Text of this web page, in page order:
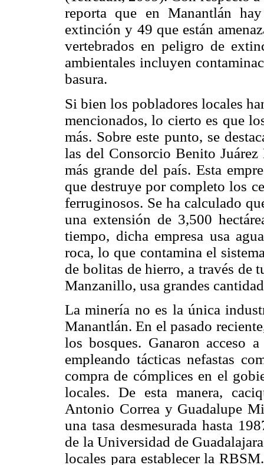
reporta que en Manantlán
extinción y 49 que están
vertebrados en peligro de
ambientales incluyen
basura.
Si bien los pobladores locales
mencionados, lo cierto es que
más. Sobre este punto, se
las del Consorcio Benito
más grande del país. Esta
que destruye por completo los
ferruginosos. Se ha calculado
una extensión de 3,500
tiempo, dicha empresa usa
roca, lo que contamina el
de bolitas de hierro, a través de
Manzanillo, usa grandes
La minería no es la única
Manantlán. En el pasado
los bosques. Ganaron acceso
empleando tácticas nefastas
compra de cómplices en el
locales. De esta manera,
Antonio Correa y Guadalupe
una tasa desmesurada hasta
de la Universidad de
locales para establecer la